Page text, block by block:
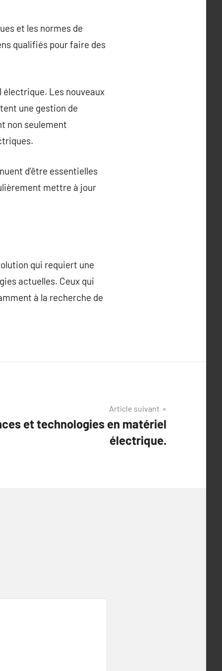
et les normes de
qualifiés pour faire des
Les nouveaux
une gestion de
non seulement
d’être essentielles
mettre à jour
qui requiert une
actuelles. Ceux qui
à la recherche de
Article suivant
et technologies en matériel
électrique.